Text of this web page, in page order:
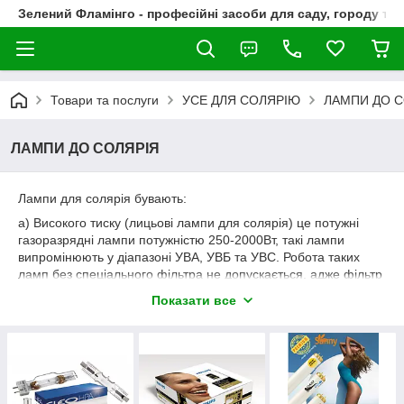
Зелений Фламінго - професійні засоби для саду, городу та
Товари та послуги УСЕ ДЛЯ СОЛЯРІЮ ЛАМПИ ДО
ЛАМПИ ДО СОЛЯРІЯ
Лампи для солярія бувають:
а) Високого тиску (лицьові лампи для солярія) це потужні
газоразрядні лампи потужністю 250-2000Вт, такі лампи
випромінюють у діапазоні УВА, УВБ та УВС. Робота таких
ламп без спеціального фільтра не допускається, адже фільтр
пропускає. У схемі роботи таких ламп використовують
(ІЗП імпульсний запалювальний пристрій) та лампу такої ж
потужності що і дроссель. Якщо дроссель меньший
номіналом за лампу, або використовується схема
регуллювання потужності то випромінювання лампи буде
Показати все